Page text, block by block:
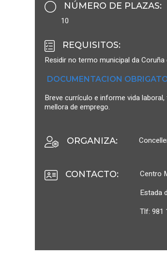
NÚMERO DE PLAZAS:
10
REQUISITOS:
Residir no termo municipal da
DOCUMENTACION
Breve currículo e informe vida
mellora de emprego.
ORGANIZA:
CONTACTO:
Centro
Estada
Tlf: 981